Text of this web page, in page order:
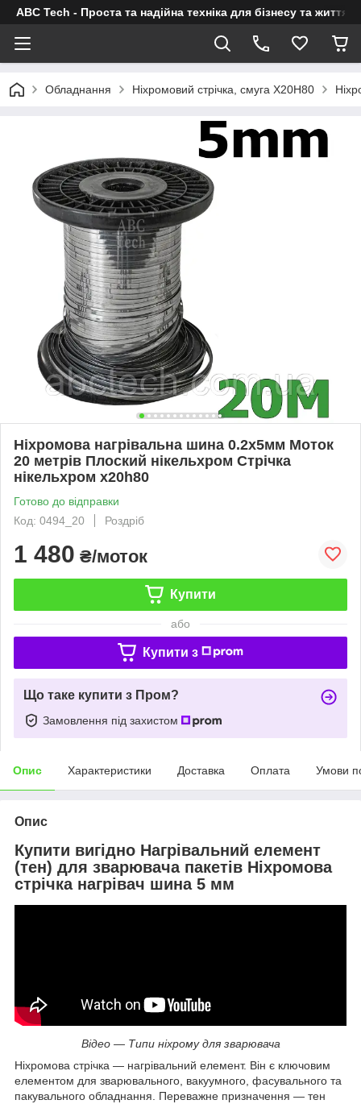
ABC Tech - Проста та надійна техніка для бізнесу та життя
Обладнання Ніхромовий стрічка, смуга Х20Н80
Ніхромова нагрівальна шина 0.2х5мм Моток
20 метрів Плоский нікельхром Стрічка
нікельхром x20h80
Готово до відправки
Код: 0494_20
Роздріб
1 480 ₴/моток
Купити
або
Купити з
Що таке купити з Пром?
Замовлення під захистом
Опис Характеристики Доставка Оплата Умови
Опис
Купити вигідно Нагрівальний елемент
(тен) для зварювача пакетів Ніхромова
стрічка нагрівач шина 5 мм
Відео — Типи ніхрому для зварювача
Ніхромова стрічка — нагрівальний елемент. Він є ключовим
елементом для зварювального, вакуумного, фасувального та
пакувального обладнання. Переважне призначення — тен